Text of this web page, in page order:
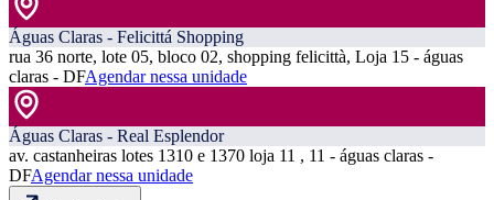
Águas Claras - Felicittá Shopping
rua 36 norte, lote 05, bloco 02, shopping felicittà, Loja 15 - águas
claras - DFAgendar nessa unidade
Águas Claras - Real Esplendor
av. castanheiras lotes 1310 e 1370 loja 11 , 11 - águas claras -
DFAgendar nessa unidade